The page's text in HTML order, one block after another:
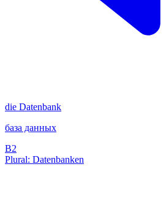
die Datenbank
база данных
B2
Plural: Datenbanken